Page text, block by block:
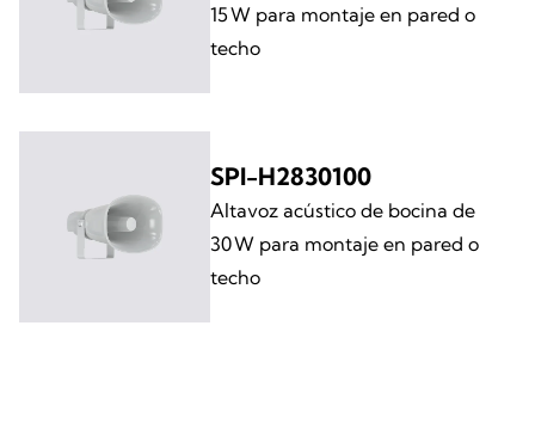
15 W para montaje en pared o
techo
SPI-H2830100
Altavoz acústico de bocina de
30 W para montaje en pared o
techo